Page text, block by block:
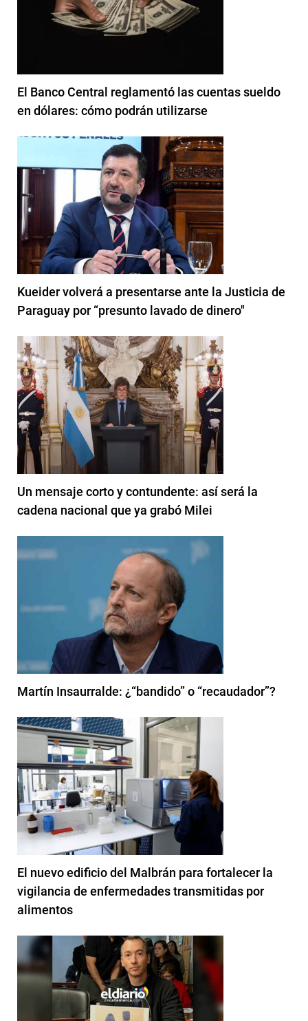
El Banco Central reglamentó las cuentas sueldo
en dólares: cómo podrán utilizarse
Kueider volverá a presentarse ante la Justicia de
Paraguay por “presunto lavado de dinero"
Un mensaje corto y contundente: así será la
cadena nacional que ya grabó Milei
Martín Insaurralde: ¿“bandido” o “recaudador”?
El nuevo edificio del Malbrán para fortalecer la
vigilancia de enfermedades transmitidas por
alimentos